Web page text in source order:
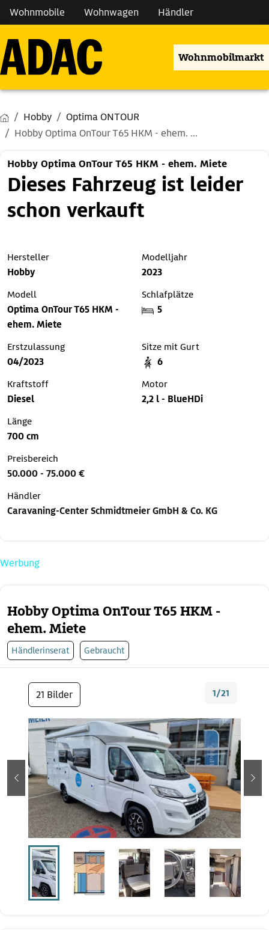
Wohnmobile Wohnwagen Händler
Wohnmobilmarkt
Hobby
Optima ONTOUR
Hobby Optima OnTour T65 HKM - ehem. ...
Hobby Optima OnTour T65 HKM -
ehem. Miete
Händlerinserat Gebraucht
21 Bilder 1/21
zurück
Hobby Optima OnTour T65 HKM - ehem. Miete
Dieses Fahrzeug ist leider
schon verkauft
Hersteller
Hobby
Modelljahr
2023
Modell
Optima OnTour T65 HKM -
ehem. Miete
Schlafplätze
5
Erstzulassung
04/2023
Sitze mit Gurt
6
Kraftstoff
Diesel
Motor
2,2 l - BlueHDi
Länge
700 cm
Preisbereich
50.000 - 75.000 €
Händler
Caravaning-Center Schmidtmeier GmbH & Co. KG
Werbung